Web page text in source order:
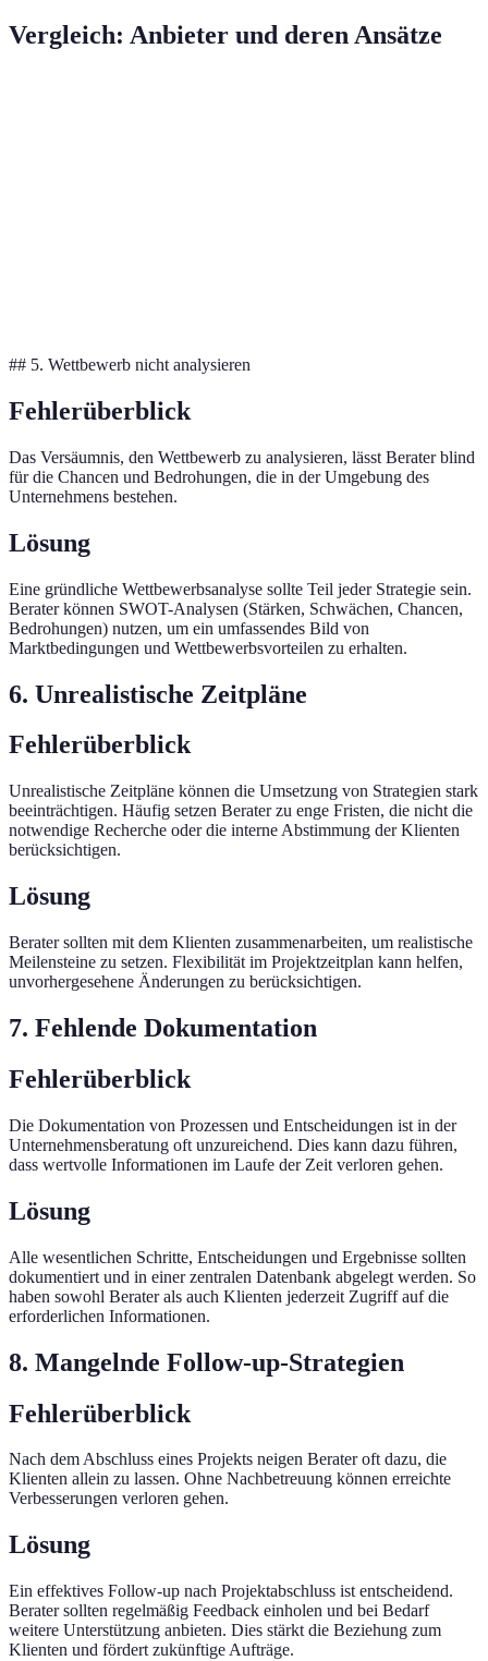
Vergleich: Anbieter und deren Ansätze
## 5. Wettbewerb nicht analysieren
Fehlerüberblick
Das Versäumnis, den Wettbewerb zu analysieren, lässt Berater blind
für die Chancen und Bedrohungen, die in der Umgebung des
Unternehmens bestehen.
Lösung
Eine gründliche Wettbewerbsanalyse sollte Teil jeder Strategie sein.
Berater können SWOT-Analysen (Stärken, Schwächen, Chancen,
Bedrohungen) nutzen, um ein umfassendes Bild von
Marktbedingungen und Wettbewerbsvorteilen zu erhalten.
6. Unrealistische Zeitpläne
Fehlerüberblick
Unrealistische Zeitpläne können die Umsetzung von Strategien stark
beeinträchtigen. Häufig setzen Berater zu enge Fristen, die nicht die
notwendige Recherche oder die interne Abstimmung der Klienten
berücksichtigen.
Lösung
Berater sollten mit dem Klienten zusammenarbeiten, um realistische
Meilensteine zu setzen. Flexibilität im Projektzeitplan kann helfen,
unvorhergesehene Änderungen zu berücksichtigen.
7. Fehlende Dokumentation
Fehlerüberblick
Die Dokumentation von Prozessen und Entscheidungen ist in der
Unternehmensberatung oft unzureichend. Dies kann dazu führen,
dass wertvolle Informationen im Laufe der Zeit verloren gehen.
Lösung
Alle wesentlichen Schritte, Entscheidungen und Ergebnisse sollten
dokumentiert und in einer zentralen Datenbank abgelegt werden. So
haben sowohl Berater als auch Klienten jederzeit Zugriff auf die
erforderlichen Informationen.
8. Mangelnde Follow-up-Strategien
Fehlerüberblick
Nach dem Abschluss eines Projekts neigen Berater oft dazu, die
Klienten allein zu lassen. Ohne Nachbetreuung können erreichte
Verbesserungen verloren gehen.
Lösung
Ein effektives Follow-up nach Projektabschluss ist entscheidend.
Berater sollten regelmäßig Feedback einholen und bei Bedarf
weitere Unterstützung anbieten. Dies stärkt die Beziehung zum
Klienten und fördert zukünftige Aufträge.